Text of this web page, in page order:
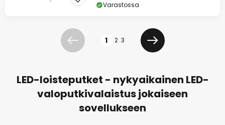
Varastossa
Edellinen 1 2 3
Seuraava
LED-loisteputket - nykyaikainen LED-
valoputkivalaistus jokaiseen
sovellukseen